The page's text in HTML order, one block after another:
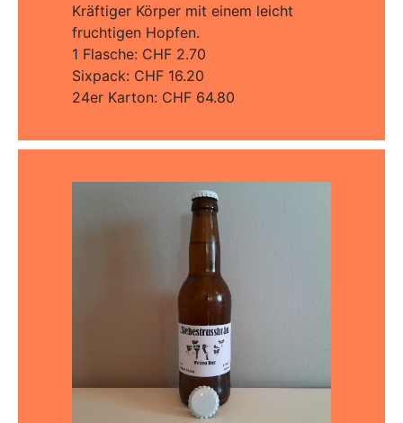
Kräftiger Körper mit einem leicht
fruchtigen Hopfen.
1 Flasche: CHF 2.70
Sixpack: CHF 16.20
24er Karton: CHF 64.80